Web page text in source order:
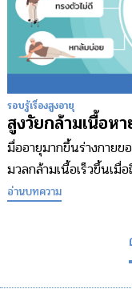
รอบรู้เรื่องสูงอายุ
สูงวัยกล้ามเนื้อห
มื่ออายุมากขึ้นร่างกายข
มวลกล้ามเนื้อเร็วขึ้นเมื่
อ่านบทความ